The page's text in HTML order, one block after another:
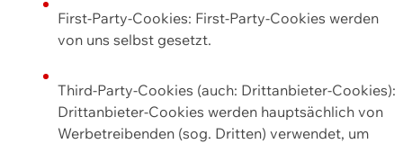
First-Party-Cookies: First-Party-Cookies werden
von uns selbst gesetzt.
Third-Party-Cookies (auch: Drittanbieter-Cookies):
Drittanbieter-Cookies werden hauptsächlich von
Werbetreibenden (sog. Dritten) verwendet, um